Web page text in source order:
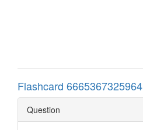
Flashcard 6665367325964
Question